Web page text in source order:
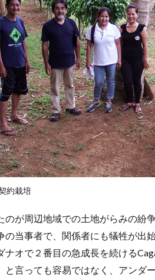
約栽培
のが周辺地域での土地がらみの紛
の当事者で、関係者にも犠牲が出
ナオで２番目の急成長を続ける
と言っても容易ではなく、アンダ